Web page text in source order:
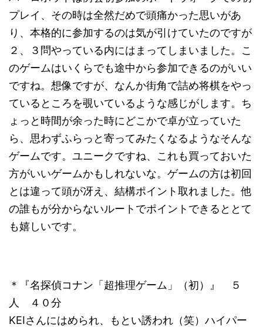
プレイ、その時は全然だめで頭痛かった思いがあ
り、本格的に参加するのは気が引けていたのですが
２、３問やっている内にはまってしまいました。こ
のゲームはいくらでも途中から参加できるのがいい
ですね。想像ですが、なんか街角で詰め将棋をやっ
ているところを覗いているような感じがします。ち
ょっと時間が余った時にどこかで卓が立っていた
ら、思わずふらっと寄ってみたくなるようなそんな
ゲームです。ユニークですね、これも買っておいた
方がいいゲームかもしれないな。ゲームの方は初回
とは違って頭が冴え、結構ポイント取れました。他
の誰もが分からないルートでポイントできるととて
も嬉しいです。
＊『名探偵コナン「超推理ゲーム」（初）』 ５
人 ４０分
KEIさんにはめられ、もとい誘われ（笑）ハイパー